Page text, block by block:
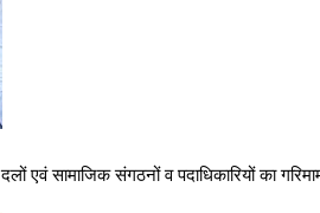
सामाजिक संगठनों व पदाधिकारियों का